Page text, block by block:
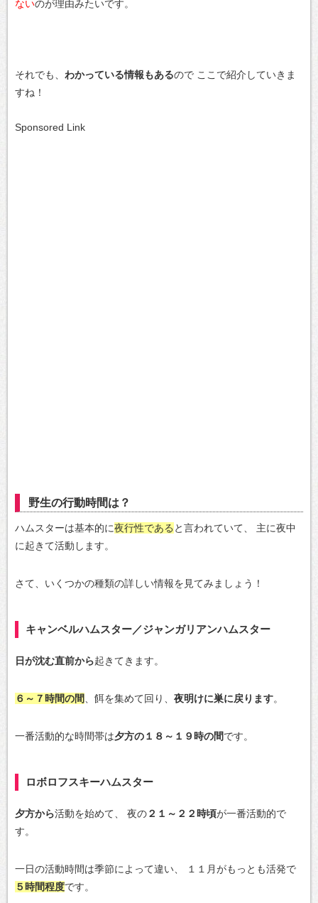
ないのが理由みたいです。
それでも、 わかっている情報もあるので ここで紹介していきま
すね！
Sponsored Link
野生の行動時間は？
ハムスターは基本的に夜行性である と言われていて、
主に夜中
に起きて活動します。
さて、いくつかの種類の詳しい情報を見てみましょう！
キャンベルハムスター／ジャンガリアンハムスター
日が沈む直前から起きてきます。
６～７時間の間 、餌を集めて回り、 夜明けに巣に戻ります。
一番活動的な時間帯は夕方の１８～１９時の間です。
ロボロフスキーハムスター
夕方から活動を始めて、 夜の２１～２２時頃が一番活動的で
す。
一日の活動時間は季節によって違い、
１１月がもっとも活発で
５時間程度です。